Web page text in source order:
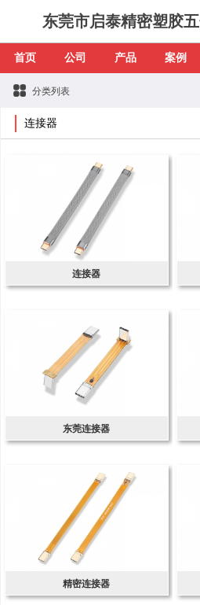
东莞市启泰精密塑胶
首页 公司 产品 案例
分类列表
连接器
连接器
东莞连接器
精密连接器